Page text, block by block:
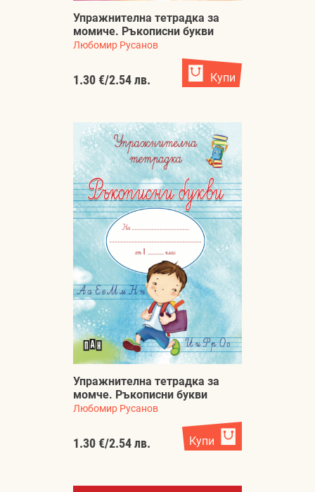
Упражнителна тетрадка за
момиче. Ръкописни букви
Любомир Русанов
1.30 €/2.54 лв. Купи
Упражнителна тетрадка за
момче. Ръкописни букви
Любомир Русанов
1.30 €/2.54 лв. Купи